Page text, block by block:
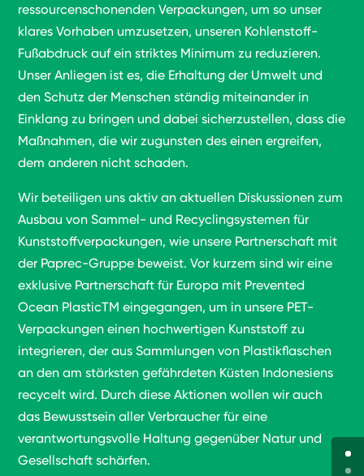
ressourcenschonenden Verpackungen, um so unser
klares Vorhaben umzusetzen, unseren Kohlenstoff-
Fußabdruck auf ein striktes Minimum zu reduzieren.
Unser Anliegen ist es, die Erhaltung der Umwelt und
den Schutz der Menschen ständig miteinander in
Einklang zu bringen und dabei sicherzustellen, dass die
Maßnahmen, die wir zugunsten des einen ergreifen,
dem anderen nicht schaden.
Wir beteiligen uns aktiv an aktuellen Diskussionen zum
Ausbau von Sammel- und Recyclingsystemen für
Kunststoffverpackungen, wie unsere Partnerschaft mit
der Paprec-Gruppe beweist. Vor kurzem sind wir eine
exklusive Partnerschaft für Europa mit Prevented
Ocean PlasticTM eingegangen, um in unsere PET-
Verpackungen einen hochwertigen Kunststoff zu
integrieren, der aus Sammlungen von Plastikflaschen
an den am stärksten gefährdeten Küsten Indonesiens
recycelt wird. Durch diese Aktionen wollen wir auch
das Bewusstsein aller Verbraucher für eine
verantwortungsvolle Haltung gegenüber Natur und
Gesellschaft schärfen.